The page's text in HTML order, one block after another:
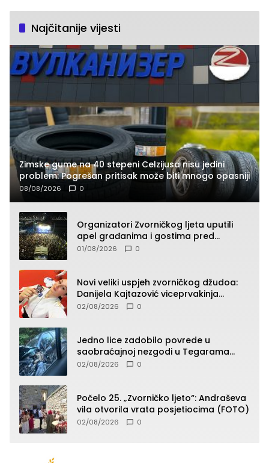
Najčitanije vijesti
Zimske gume na 40 stepeni Celzijusa nisu jedini
problem: Pogrešan pritisak može biti mnogo opasniji
08/08/2026 0
Organizatori Zvorničkog ljeta uputili
apel građanima i gostima pred
početak koncertnog programa
01/08/2026 0
Novi veliki uspjeh zvorničkog džudoa:
Danijela Kajtazović viceprvakinja
Balkana u seniorskoj konkurenciji
02/08/2026 0
Jedno lice zadobilo povrede u
saobraćajnoj nezgodi u Tegarama
(FOTO)
02/08/2026 0
Počelo 25. „Zvorničko ljeto“: Andraševa
vila otvorila vrata posjetiocima (FOTO)
02/08/2026 0